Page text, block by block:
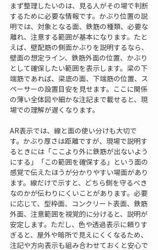
まず整理したいのは、見る人がその場で判断
するために必要な情報です。かぶり位置の説
明では、対象となる面、鉄筋の種類、必要な
離れ、注意する範囲が基本になります。たと
えば、壁配筋の側面かぶりを説明するなら、
壁面の想定ライン、鉄筋外面の位置、かぶり
として確保したい範囲を表示します。梁の下
端筋であれば、梁底の面、下端筋の位置、ス
ペーサーの設置目安を見せます。ここに関係
の薄い全体図や細かな注記まで載せると、現
場での理解が遅くなります。
AR表示では、線と面の使い分けも大切で
す。かぶり厚さは距離ですが、現場で説明す
るときには「ここより外に鉄筋が出ないよう
にする」「この範囲を確保する」という面の
感覚で伝えたほうが分かりやすい場面があり
ます。線だけで示すと、どちら側を守るべき
なのかが伝わりにくいことがあります。必要
に応じて、型枠面、コンクリート表面、鉄筋
外面、注意範囲を視覚的に分けると、説明が
安定します。ただし、色や透過表示に頼りす
ぎると、屋外や暗所で見えにくくなるため、
注記や方向表示も組み合わせておくと安心で